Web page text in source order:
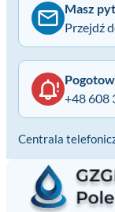
Masz
Przejdź
+48 608
Centrala